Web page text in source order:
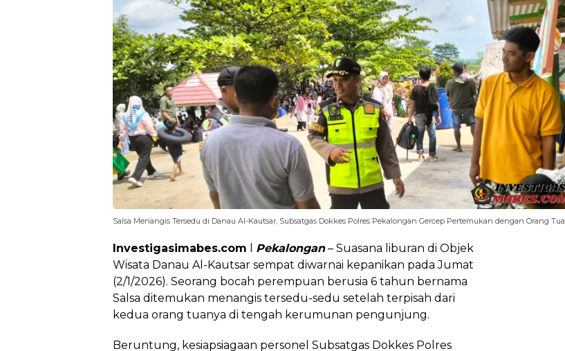
Salsa Menangis Tersedu di Danau Al-Kautsar, Subsatgas Dokkes Polres Pekalongan Gercep Pertemukan dengan Orang Tua
Investigasimabes.com Pekalongan– Suasana liburan di Objek
Wisata Danau Al-Kautsar sempat diwarnai kepanikan pada Jumat
(2/1/2026). Seorang bocah perempuan berusia 6 tahun bernama
Salsa ditemukan menangis tersedu-sedu setelah terpisah dari
kedua orang tuanya di tengah kerumunan pengunjung.
Beruntung, kesiapsiagaan personel Subsatgas Dokkes Polres